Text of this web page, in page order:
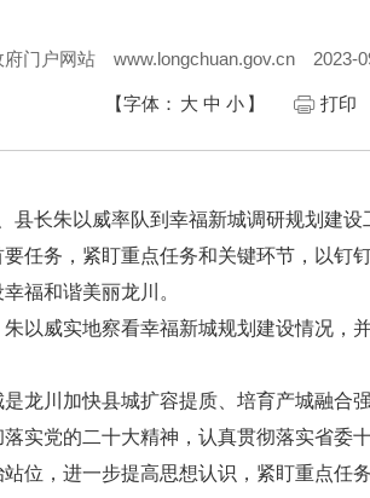
门户网站 www.longchuan.gov.cn 2023-
【字体： 大 中 小 】 打印
长朱以威率队到幸福新城调研规划建设
任务，紧盯重点任务和关键环节，以钉
福和谐美丽龙川。
威实地察看幸福新城规划建设情况，
川加快县城扩容提质、培育产城融合强
实党的二十大精神，认真贯彻落实省委
位，进一步提高思想认识，紧盯重点任